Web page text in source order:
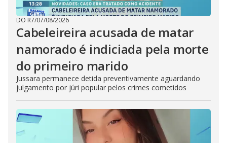
DO R7/07/08/2026
Cabeleireira acusada de matar
namorado é indiciada pela morte
do primeiro marido
Jussara permanece detida preventivamente aguardando
julgamento por júri popular pelos crimes cometidos